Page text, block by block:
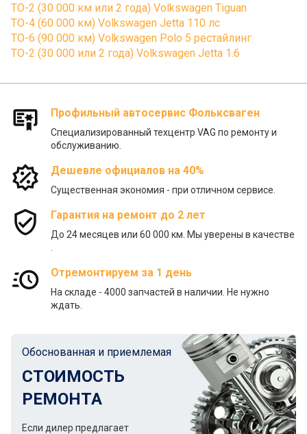
ТО-2 (30 000 км или 2 года) Volkswagen Tiguan
ТО-4 (60 000 км) Volkswagen Jetta 110 лс
ТО-6 (90 000 км) Volkswagen Polo 5 рестайлинг
ТО-2 (30 000 или 2 года) Volkswagen Jetta 1.6
Профильный автосервис Фольксваген
Специализированный техцентр VAG по ремонту и
обслуживанию.
Дешевле официалов на 40%
Существенная экономия - при отличном сервисе.
Гарантия на ремонт до 2 лет
До 24 месяцев или 60 000 км. Мы уверены в качестве
Отремонтируем за 1 день
На складе - 4000 запчастей в наличии. Не нужно
ждать.
Обоснованная и приемлемая
СТОИМОСТЬ
РЕМОНТА
Если дилер предлагает